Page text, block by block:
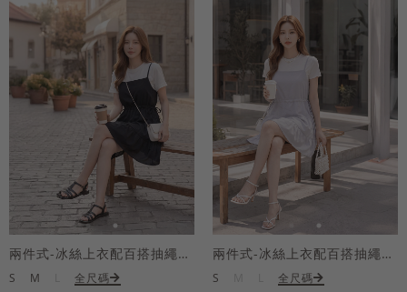
兩件式-冰絲上衣配百搭抽繩短洋裝
S M 全尺碼
兩件式-冰絲上衣配百搭抽繩短洋裝
S 全尺碼